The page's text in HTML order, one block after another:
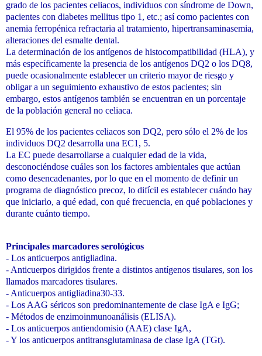
grado de los pacientes celiacos, individuos con síndrome de Down,
pacientes con diabetes mellitus tipo 1, etc.; así como pacientes con
anemia ferropénica refractaria al tratamiento, hipertransaminasemia,
alteraciones del esmalte dental.
La determinación de los antígenos de histocompatibilidad (HLA), y
más específicamente la presencia de los antígenos DQ2 o los DQ8,
puede ocasionalmente establecer un criterio mayor de riesgo y
obligar a un seguimiento exhaustivo de estos pacientes; sin
embargo, estos antígenos también se encuentran en un porcentaje
de la población general no celiaca.
El 95% de los pacientes celiacos son DQ2, pero sólo el 2% de los
individuos DQ2 desarrolla una EC1, 5.
La EC puede desarrollarse a cualquier edad de la vida,
desconociéndose cuáles son los factores ambientales que actúan
como desencadenantes, por lo que en el momento de definir un
programa de diagnóstico precoz, lo difícil es establecer cuándo hay
que iniciarlo, a qué edad, con qué frecuencia, en qué poblaciones y
durante cuánto tiempo.
Principales marcadores serológicos
- Los anticuerpos antigliadina.
- Anticuerpos dirigidos frente a distintos antígenos tisulares, son los
llamados marcadores tisulares.
- Anticuerpos antigliadina30-33.
- Los AAG séricos son predominantemente de clase IgA e IgG;
- Métodos de enzimoinmunoanálisis (ELISA).
- Los anticuerpos antiendomisio (AAE) clase IgA,
- Y los anticuerpos antitransglutaminasa de clase IgA (TGt).